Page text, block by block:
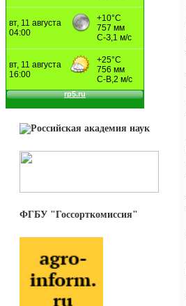
ФГБУ "Госсорткомиссия"